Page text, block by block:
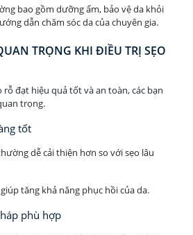
bao gồm dưỡng ẩm, bảo vệ da khỏi
dẫn chăm sóc da của chuyên gia.
TRỌNG KHI ĐIỀU TRỊ SẸO
đạt hiệu quả tốt và an toàn, các bạn
trọng.
tốt
dễ cải thiện hơn so với sẹo lâu
tăng khả năng phục hồi của da.
phù hợp